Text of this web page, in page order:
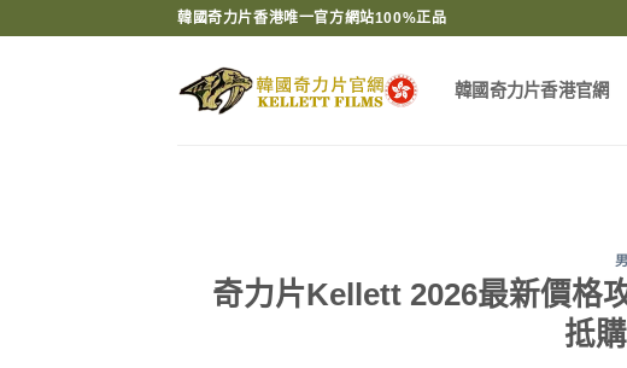
韓國奇力片香港唯一官方網站100%正品
韓國奇力片香港官網
奇力片Kellett 2026最新價格
抵